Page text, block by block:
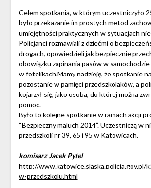
Celem spotkania, w którym uczestniczyło
było przekazanie im prostych metod
umiejętności praktycznych w sytuacjach
Policjanci rozmawiali z dziećmi o
drogach, opowiedzieli jak bezpiecznie
obowiązku zapinania pasów w
w fotelikach.Mamy nadzieję, że spotkanie
pozostanie w pamięci przedszkolaków, a
kojarzył się, jako osoba, do której można
pomoc.
Było to kolejne spotkanie w ramach akcji
“Bezpieczny maluch 2014”. Uczestniczą w
przedszkoli nr 39, 65 i 95 w Katowicach.
komisarz Jacek Pytel
http://www.katowice.slaska.policja.gov.pl/
w-przedszkolu.html